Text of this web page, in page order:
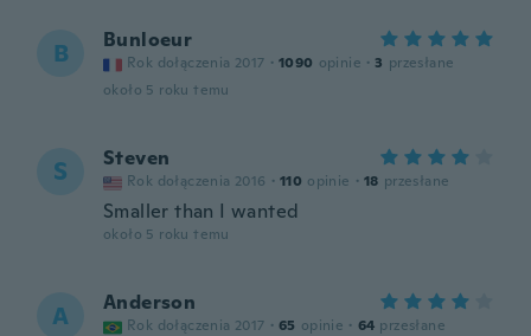
B Bunloeur
Rok dołączenia 2017 · 1090 opinie · 3 przesłane
około 5 roku temu
S Steven
Rok dołączenia 2016 · 110 opinie · 18 przesłane
Smaller than I wanted
około 5 roku temu
A Anderson
Rok dołączenia 2017 · 65 opinie · 64 przesłane